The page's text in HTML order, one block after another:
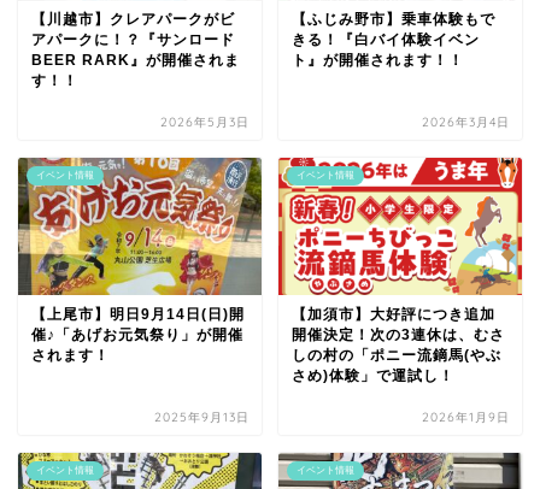
【川越市】クレアパークがビ
アパークに！？『サンロード
BEER RARK』が開催されま
す！！
2026年5月3日
【ふじみ野市】乗車体験もで
きる！『白バイ体験イベン
ト』が開催されます！！
2026年3月4日
イベント情報
【上尾市】明日9月14日(日)開
催♪「あげお元気祭り」が開催
されます！
2025年9月13日
イベント情報
【加須市】大好評につき追加
開催決定！次の3連休は、むさ
しの村の「ポニー流鏑馬(やぶ
さめ)体験」で運試し！
2026年1月9日
イベント情報 イベント情報